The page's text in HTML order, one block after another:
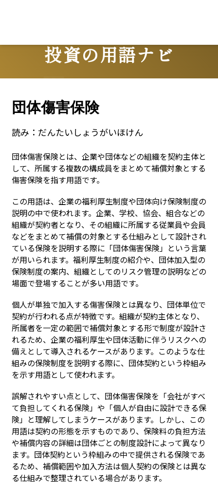
投資の用語ナビ
Terms
団体傷害保険
読み： だんたいしょうがいほけん
団体傷害保険とは、企業や団体などの組織を契約主体と
して、所属する複数の構成員をまとめて補償対象とする
傷害保険を指す用語です。
この用語は、企業の福利厚生制度や団体向け保険制度の
説明の中で使われます。企業、学校、協会、組合などの
組織が契約者となり、その組織に所属する従業員や会員
などをまとめて補償の対象とする仕組みとして設計され
ている保険を説明する際に「団体傷害保険」という言葉
が用いられます。福利厚生制度の紹介や、団体加入型の
保険制度の案内、組織としてのリスク管理の説明などの
場面で登場することが多い用語です。
個人が単独で加入する傷害保険とは異なり、団体単位で
契約が行われる点が特徴です。組織が契約主体となり、
所属者を一定の範囲で補償対象とする形で制度が設計さ
れるため、企業の福利厚生や団体活動に伴うリスクへの
備えとして導入されるケースがあります。このような仕
組みの保険制度を説明する際に、団体契約という枠組み
を示す用語として使われます。
誤解されやすい点として、団体傷害保険を「会社がすべ
て負担してくれる保険」や「個人が自由に設計できる保
険」と理解してしまうケースがあります。しかし、この
用語は契約の形態を示すものであり、保険料の負担方法
や補償内容の詳細は団体ごとの制度設計によって異なり
ます。団体契約という枠組みの中で提供される保険であ
るため、補償範囲や加入方法は個人契約の保険とは異な
る仕組みで整理されている場合があります。